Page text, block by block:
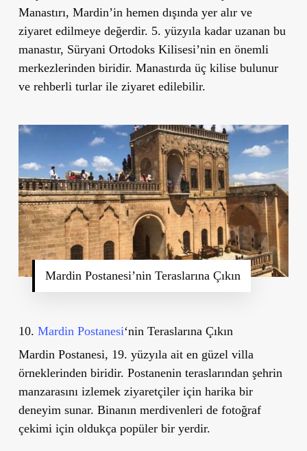
Manastırı, Mardin’in hemen dışında yer alır ve
ziyaret edilmeye değerdir. 5. yüzyıla kadar uzanan bu
manastır, Süryani Ortodoks Kilisesi’nin en önemli
merkezlerinden biridir. Manastırda üç kilise bulunur
ve rehberli turlar ile ziyaret edilebilir.
Mardin Postanesi’nin Teraslarına Çıkın
10. Mardin Postanesi‘nin Teraslarına Çıkın
Mardin Postanesi, 19. yüzyıla ait en güzel villa
örneklerinden biridir. Postanenin teraslarından şehrin
manzarasını izlemek ziyaretçiler için harika bir
deneyim sunar. Binanın merdivenleri de fotoğraf
çekimi için oldukça popüler bir yerdir.